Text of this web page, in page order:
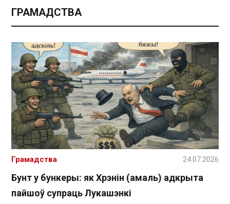
ГРАМАДСТВА
Бунт у бункеры: як Хрэнін (амаль) адкрыта
пайшоў супраць Лукашэнкі
Грамадства 24.07.2026